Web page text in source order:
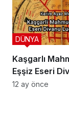
Kaşgarlı
Eşşiz Eseri
Lugat’it-Türk’
DÜNYA
12 ay önce